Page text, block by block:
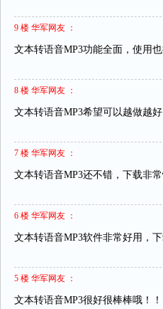
9 楼 华军网友 ：
文本转语音MP3功能全面，使用
8 楼 华军网友 ：
文本转语音MP3希望可以越做越好
7 楼 华军网友 ：
文本转语音MP3还不错，下载非
6 楼 华军网友 ：
文本转语音MP3软件非常好用，
5 楼 华军网友 ：
文本转语音MP3很好很棒棒哦！！